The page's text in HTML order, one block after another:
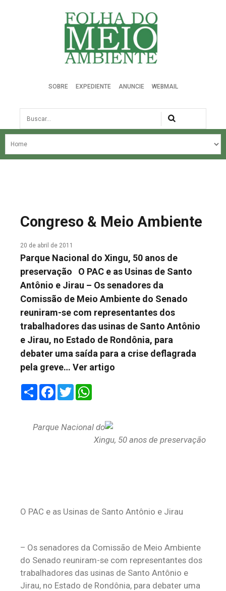
Folha do Meio Ambiente
SOBRE EXPEDIENTE ANUNCIE WEBMAIL
Busca
NOSSA HISTÓRIA
FALE CONOSCO
Congreso & Meio Ambiente
20 de abril de 2011
Parque Nacional do Xingu, 50 anos de
preservação O PAC e as Usinas de Santo
Antônio e Jirau – Os senadores da
Comissão de Meio Ambiente do Senado
reuniram-se com representantes dos
trabalhadores das usinas de Santo Antônio
e Jirau, no Estado de Rondônia, para
debater uma saída para a crise deflagrada
pela greve… Ver artigo
ShareFacebook
Twitter
Parque Nacional do
Xingu, 50 anos de preservação
O PAC e as Usinas de Santo Antônio e Jirau
– Os senadores da Comissão de Meio Ambiente
do Senado reuniram-se com representantes dos
trabalhadores das usinas de Santo Antônio e
Jirau, no Estado de Rondônia, para debater uma